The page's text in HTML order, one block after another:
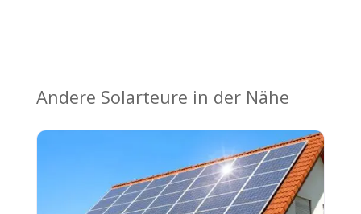
Andere Solarteure in der Nähe